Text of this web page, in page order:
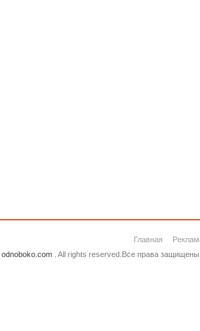
Главная
odnoboko.com. All rights reserved.Все права защищены.